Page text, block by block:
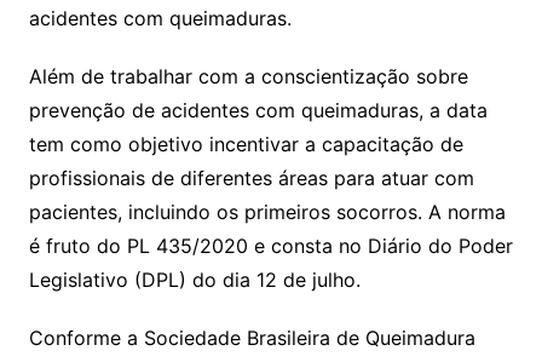
acidentes com queimaduras.
Além de trabalhar com a conscientização sobre
prevenção de acidentes com queimaduras, a data
tem como objetivo incentivar a capacitação de
profissionais de diferentes áreas para atuar com
pacientes, incluindo os primeiros socorros. A norma
é fruto do PL 435/2020 e consta no Diário do Poder
Legislativo (DPL) do dia 12 de julho.
Conforme a Sociedade Brasileira de Queimadura